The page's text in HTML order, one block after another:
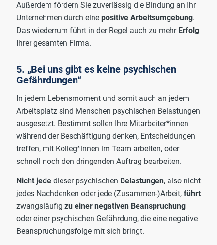
Außerdem fördern Sie zuverlässig die Bindung an Ihr
Unternehmen durch eine positive Arbeitsumgebung.
Das wiederrum führt in der Regel auch zu mehr Erfolg
Ihrer gesamten Firma.
5. „Bei uns gibt es keine psychischen
Gefährdungen“
In jedem Lebensmoment und somit auch an jedem
Arbeitsplatz sind Menschen psychischen Belastungen
ausgesetzt. Bestimmt sollen Ihre Mitarbeiter*innen
während der Beschäftigung denken, Entscheidungen
treffen, mit Kolleg*innen im Team arbeiten, oder
schnell noch den dringenden Auftrag bearbeiten.
Nicht jededieser psychischen Belastungen, also nicht
jedes Nachdenken oder jede (Zusammen-)Arbeit, führt
zwangsläufig zu einer negativen Beanspruchung
oder einer psychischen Gefährdung, die eine negative
Beanspruchungsfolge mit sich bringt.